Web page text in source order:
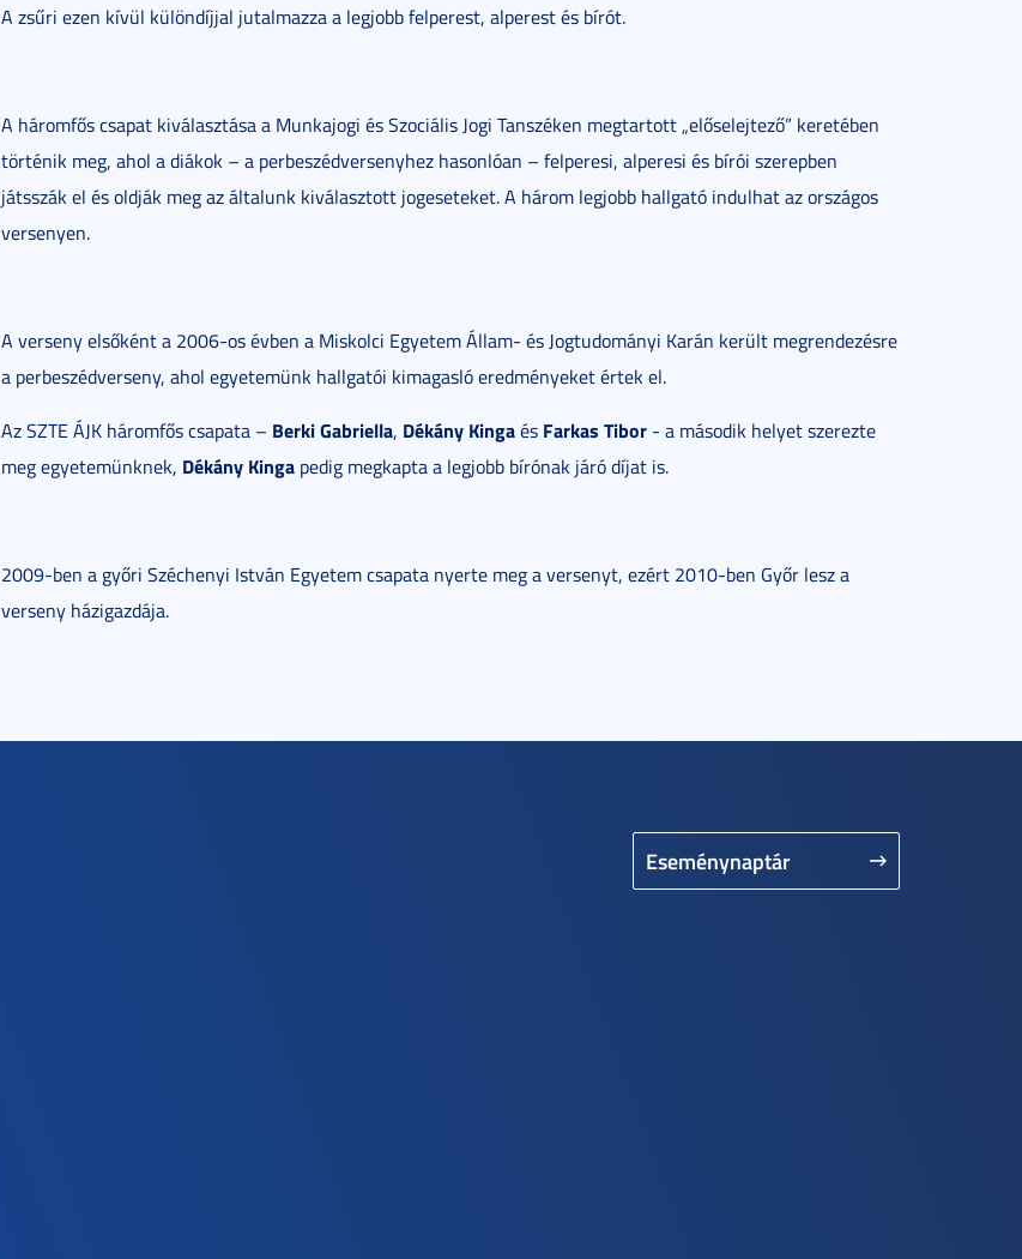
A zsűri ezen kívül különdíjjal jutalmazza a legjobb felperest, alperest és bírót.
A háromfős csapat kiválasztása a Munkajogi és Szociális Jogi Tanszéken megtartott „előselejtező” keretében
történik meg, ahol a diákok – a perbeszédversenyhez hasonlóan – felperesi, alperesi és bírói szerepben
játsszák el és oldják meg az általunk kiválasztott jogeseteket. A három legjobb hallgató indulhat az országos
versenyen.
A verseny elsőként a 2006-os évben a Miskolci Egyetem Állam- és Jogtudományi Karán került megrendezésre
a perbeszédverseny, ahol egyetemünk hallgatói kimagasló eredményeket értek el.
Az SZTE ÁJK háromfős csapata – Berki Gabriella, Dékány Kingaés Farkas Tibor - a második helyet szerezte
meg egyetemünknek, Dékány Kinga pedig megkapta a legjobb bírónak járó díjat is.
2009-ben a győri Széchenyi István Egyetem csapata nyerte meg a versenyt, ezért 2010-ben Győr lesz a
verseny házigazdája.
Eseménynaptár